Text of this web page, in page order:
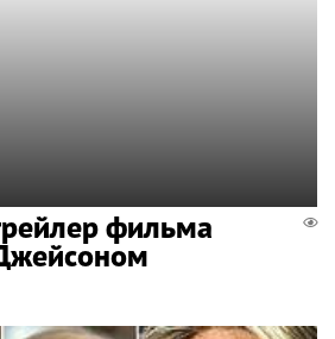
фильма